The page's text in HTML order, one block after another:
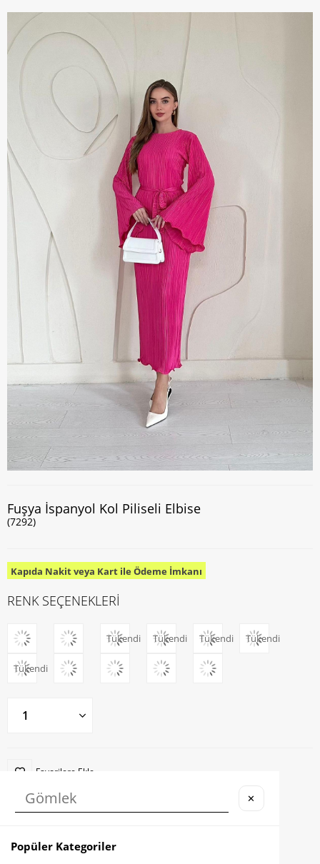
Fuşya İspanyol Kol Piliseli Elbise
(7292)
Kapıda Nakit veya Kart ile Ödeme İmkanı
RENK SEÇENEKLERİ
Tükendi Tükendi Tükendi Tükendi
Tükendi
Favorilere Ekle
Karşılaştır
Gelince Haber Ver
✕
Popüler Kategoriler